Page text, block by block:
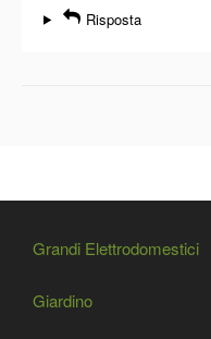
Risposta
Grandi Elettrodomestici
Giardino